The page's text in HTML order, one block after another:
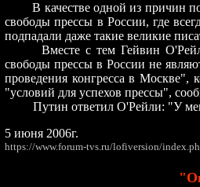
В качестве одной из причин
свободы прессы в России, где
подпадали даже такие великие
Вместе с тем Гейвин
свободы прессы в России не
проведения конгресса в Москве",
"условий для успехов прессы",
Путин ответил О'Рейли: "У
5 июня 2006г.
https://www.forum-tvs.ru/lofiversion/